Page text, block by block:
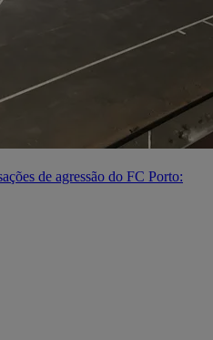
de agressão do FC Porto: